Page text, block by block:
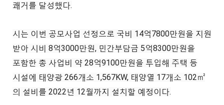
쾌거를 달성했다.
시는 이번 공모사업 선정으로 국비 14억7800만원을 지원
받아 시비 8억3000만원, 민간부담금 5억8300만원을
포함한 총 사업비 약 28억9100만원을 투입해 주택 등
시설에 태양광 266개소 1,567KW, 태양열 17개소 102㎡
의 설비를 2022년 12월까지 설치할 예정이다.